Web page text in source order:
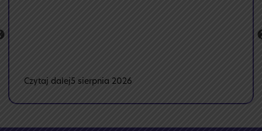
Czytaj dalej:5 sierpnia 2026